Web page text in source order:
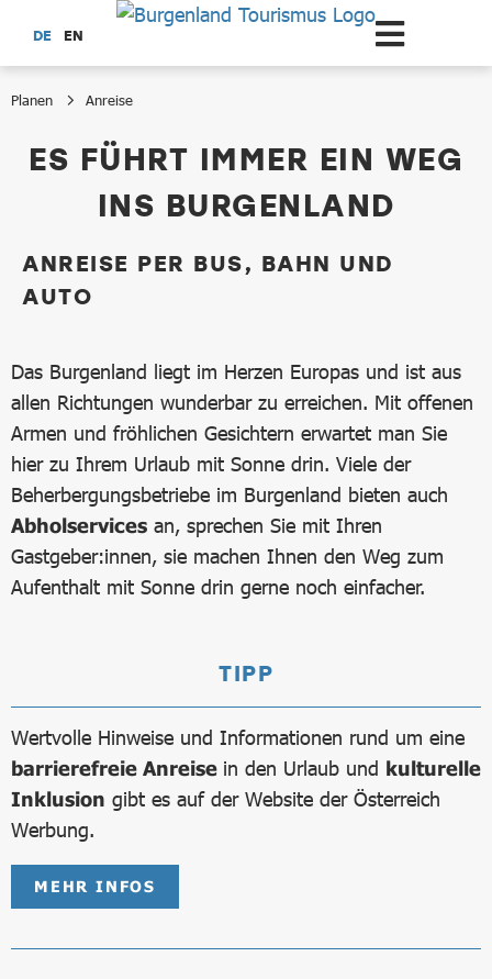
Zum Hauptinhalt springen
DE EN
Planen Anreise
AnreiseES FÜHRT IMMER EIN WEG
INS BURGENLAND
ANREISE PER BUS, BAHN UND
AUTO
Das Burgenland liegt im Herzen Europas und ist aus
allen Richtungen wunderbar zu erreichen. Mit offenen
Armen und fröhlichen Gesichtern erwartet man Sie
hier zu Ihrem Urlaub mit Sonne drin. Viele der
Beherbergungsbetriebe im Burgenland bieten auch
Abholservices an, sprechen Sie mit Ihren
Gastgeber:innen, sie machen Ihnen den Weg zum
Aufenthalt mit Sonne drin gerne noch einfacher.
TIPP
Wertvolle Hinweise und Informationen rund um eine
barrierefreie Anreise in den Urlaub und kulturelle
Inklusion gibt es auf der Website der Österreich
Werbung.
MEHR INFOS